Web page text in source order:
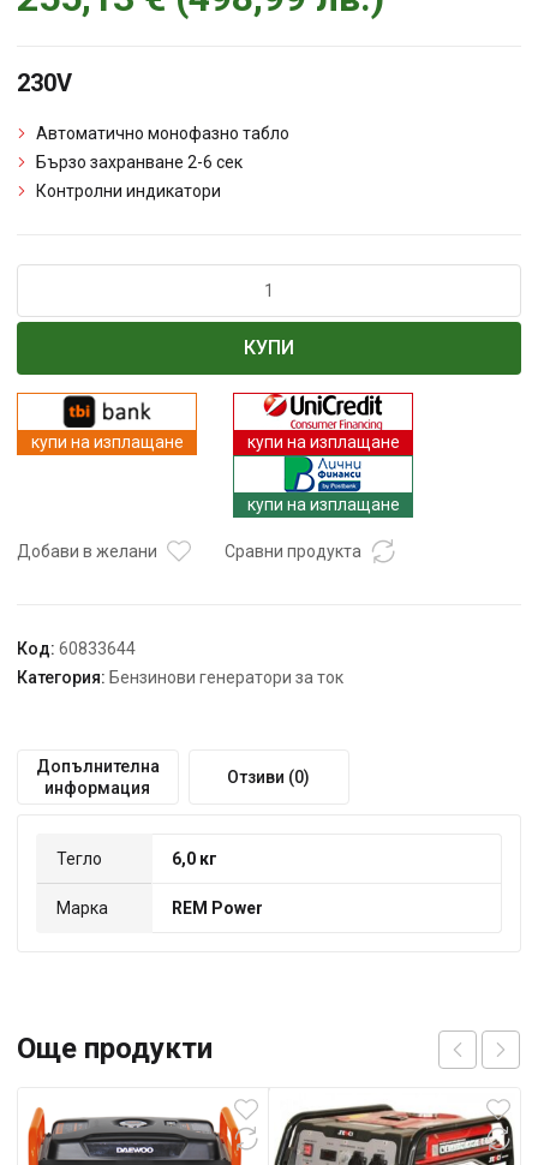
230V
Автоматично монофазно табло
Бързо захранване 2-6 сек
Контролни индикатори
ТАБЛО
ГЕНЕРАТОР
50A
230V
КУПИ
купи на изплащане купи на изплащане
купи на изплащане
Добави в желани Сравни продукта
Код: 60833644
Категория: Бензинови генератори за ток
Допълнителна
информация
Отзиви (0)
Тегло 6,0 кг
Марка REM Power
Още продукти